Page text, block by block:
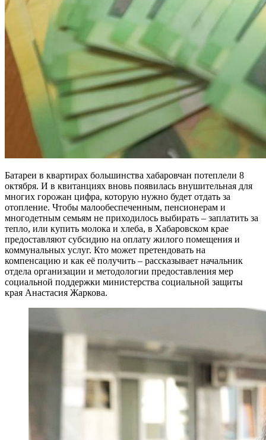
Батареи в квартирах большинства хабаровчан потеплели 8
октября. И в квитанциях вновь появилась внушительная для
многих горожан цифра, которую нужно будет отдать за
отопление. Чтобы малообеспеченным, пенсионерам и
многодетным семьям не приходилось выбирать – заплатить за
тепло, или купить молока и хлеба, в Хабаровском крае
предоставляют субсидию на оплату жилого помещения и
коммунальных услуг. Кто может претендовать на
компенсацию и как её получить – рассказывает начальник
отдела организации и методологии предоставления мер
социальной поддержки министерства социальной защиты
края Анастасия Жаркова.